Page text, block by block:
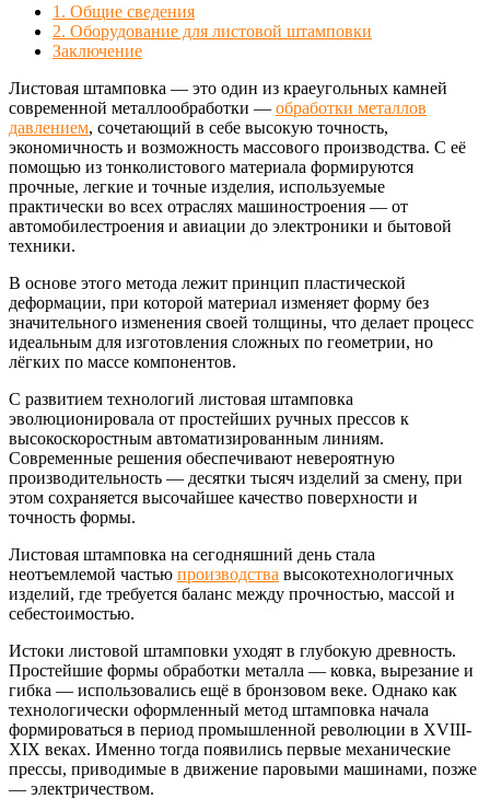
1. Общие сведения
2. Оборудование для листовой штамповки
Заключение
Листовая штамповка — это один из краеугольных камней
современной металлообработки — обработки металлов
давлением, сочетающий в себе высокую точность,
экономичность и возможность массового производства. С её
помощью из тонколистового материала формируются
прочные, легкие и точные изделия, используемые
практически во всех отраслях машиностроения — от
автомобилестроения и авиации до электроники и бытовой
техники.
В основе этого метода лежит принцип пластической
деформации, при которой материал изменяет форму без
значительного изменения своей толщины, что делает процесс
идеальным для изготовления сложных по геометрии, но
лёгких по массе компонентов.
С развитием технологий листовая штамповка
эволюционировала от простейших ручных прессов к
высокоскоростным автоматизированным линиям.
Современные решения обеспечивают невероятную
производительность — десятки тысяч изделий за смену, при
этом сохраняется высочайшее качество поверхности и
точность формы.
Листовая штамповка на сегодняшний день стала
неотъемлемой частью производства высокотехнологичных
изделий, где требуется баланс между прочностью, массой и
себестоимостью.
Истоки листовой штамповки уходят в глубокую древность.
Простейшие формы обработки металла — ковка, вырезание и
гибка — использовались ещё в бронзовом веке. Однако как
технологически оформленный метод штамповка начала
формироваться в период промышленной революции в XVIII-
XIX веках. Именно тогда появились первые механические
прессы, приводимые в движение паровыми машинами, позже
— электричеством.